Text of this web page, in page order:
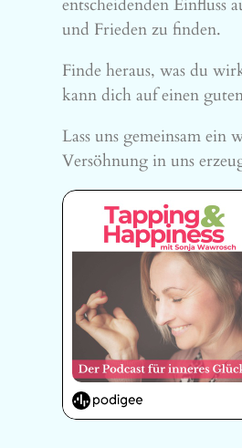
entscheidenden Einfluss
und Frieden zu finden.
Finde heraus, was du
kann dich auf einen
Lass uns gemeinsam
Versöhnung in uns